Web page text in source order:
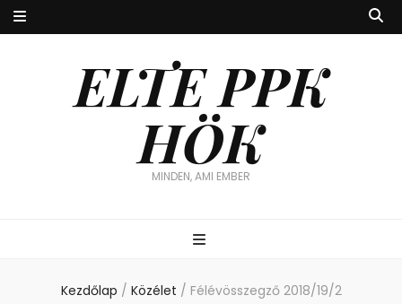
ELTE PPK
HÖK
MINDEN, AMI EMBER
Kezdőlap / Közélet / Félévösszegző 2018/19/2